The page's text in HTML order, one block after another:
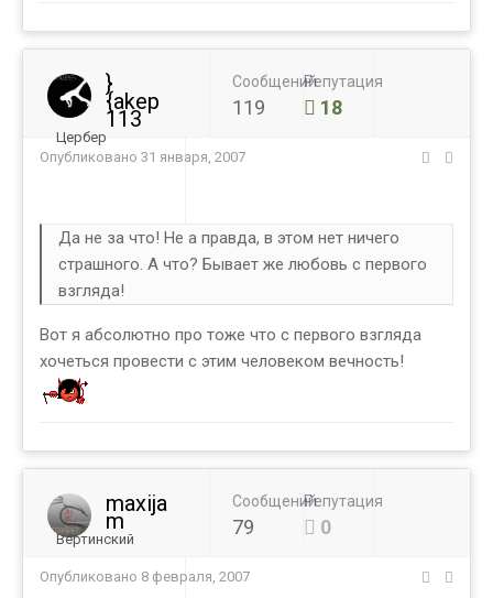
}
{akep
113
Цербер
Сообщений
119
Репутация
18
Опубликовано 31 января, 2007
Да не за что! Не а правда, в этом нет ничего
страшного. А что? Бывает же любовь с первого
взгляда!
Вот я абсолютно про тоже что с первого взгляда
хочеться провести с этим человеком вечность!
maxija
m
Вертинский
Сообщений
79
Репутация
0
Опубликовано 8 февраля, 2007